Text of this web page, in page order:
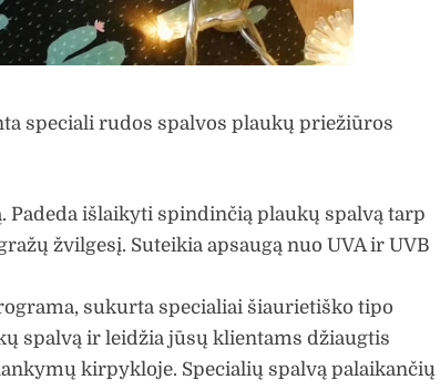
speciali rudos spalvos plaukų priežiūros
išlaikyti spindinčią plaukų spalvą tarp
žvilgesį. Suteikia apsaugą nuo UVA ir UVB
sukurta specialiai šiaurietiško tipo
spalvą ir leidžia jūsų klientams džiaugtis
kirpykloje. Specialių spalvą palaikančių